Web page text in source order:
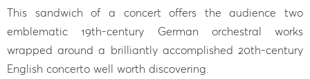
This sandwich of a concert offers the audience two
emblematic 19th-century German orchestral works
wrapped around a brilliantly accomplished 20th-century
English concerto well worth discovering.